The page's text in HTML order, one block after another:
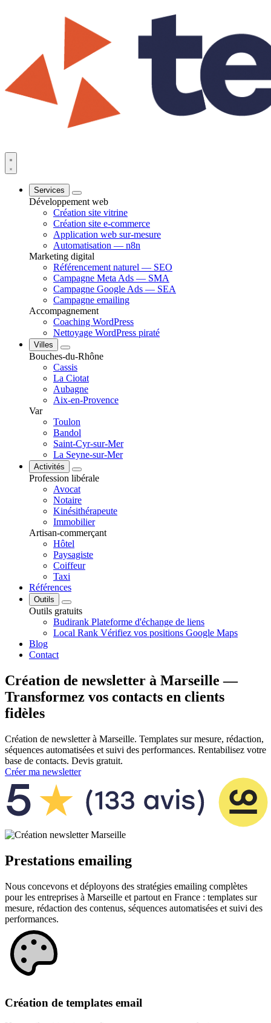
Services
Développement web
Création site vitrine
Création site e-commerce
Application web sur-mesure
Automatisation — n8n
Marketing digital
Référencement naturel — SEO
Campagne Meta Ads — SMA
Campagne Google Ads — SEA
Campagne emailing
Accompagnement
Coaching WordPress
Nettoyage WordPress piraté
Villes
Bouches-du-Rhône
Cassis
La Ciotat
Aubagne
Aix-en-Provence
Var
Toulon
Bandol
Saint-Cyr-sur-Mer
La Seyne-sur-Mer
Activités
Profession libérale
Avocat
Notaire
Kinésithérapeute
Immobilier
Artisan-commerçant
Hôtel
Paysagiste
Coiffeur
Taxi
Références
Outils
Outils gratuits
Budirank Plateforme d'échange de liens
Local Rank Vérifiez vos positions Google Maps
Blog
Contact
Création de newsletter à Marseille —
Transformez vos contacts en clients
fidèles
Création de newsletter à Marseille. Templates sur mesure, rédaction,
séquences automatisées et suivi des performances. Rentabilisez votre
base de contacts. Devis gratuit.
Créer ma newsletter
Prestations emailing
Nous concevons et déployons des stratégies emailing complètes
pour les entreprises à Marseille et partout en France : templates sur
mesure, rédaction des contenus, séquences automatisées et suivi des
performances.
Création de templates email